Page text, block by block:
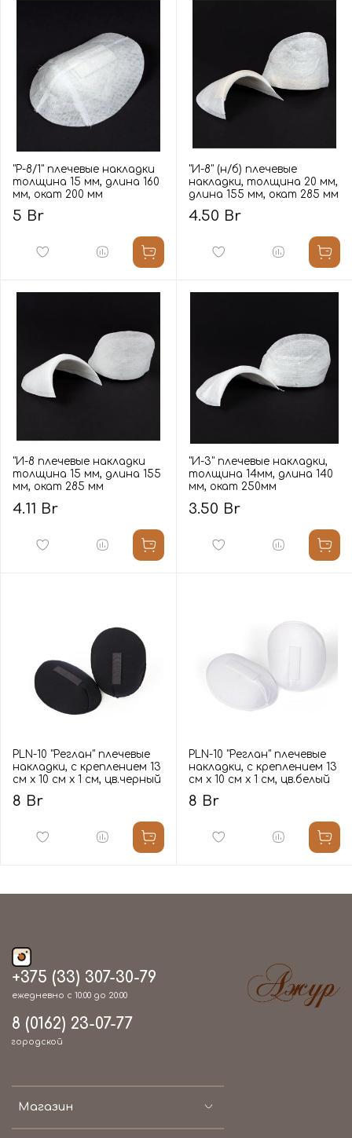
"Р-8/1" плечевые накладки
толщина 15 мм, длина 160
мм, окат 200 мм
5 Br
"И-8" (н/б) плечевые
накладки, толщина 20 мм,
длина 155 мм, окат 285 мм
4.50 Br
"И-8 плечевые накладки
толщина 15 мм, длина 155
мм, окат 285 мм
4.11 Br
"И-3" плечевые накладки,
толщина 14мм, длина 140
мм, окат 250мм
3.50 Br
PLN-10 "Реглан" плечевые
накладки, с креплением 13
см х 10 см х 1 см, цв.черный
8 Br
PLN-10 "Реглан" плечевые
накладки, с креплением 13
см х 10 см х 1 см, цв.белый
8 Br
Магазин
+375 (33) 307-30-79
ежедневно с 10:00 до 20:00
8 (0162) 23-07-77
городской